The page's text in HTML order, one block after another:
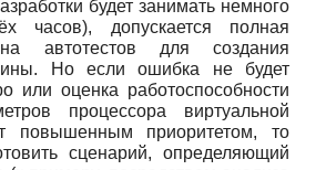
будет занимать немного
часов), допускается полная
автотестов для создания
Но если ошибка не будет
или оценка работоспособности
процессора виртуальной
повышенным приоритетом, то
сценарий, определяющий